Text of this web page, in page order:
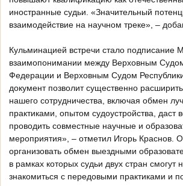
иностранные судьи. «Значительный
взаимодействие на научном треке», –
Кульминацией встречи стало подписание
взаимопонимании между Верховным
Федерации и Верховным Судом
документ позволит существенно
нашего сотрудничества, включая обмен
практиками, опытом судоустройства, даст
проводить совместные научные и
мероприятия», – отметил Игорь Краснов.
организовать обмен выездными
в рамках которых судьи двух стран смогут
знакомиться с передовыми практиками и